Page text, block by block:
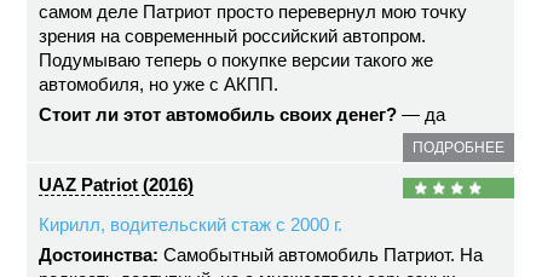
самом деле Патриот просто перевернул мою точку
зрения на современный российский автопром.
Подумываю теперь о покупке версии такого же
автомобиля, но уже с АКПП.
Стоит ли этот автомобиль своих денег? — да
ПОДРОБНЕЕ
UAZ Patriot (2016)
Кирилл, водительский стаж с 2000 г.
Достоинства: Самобытный автомобиль Патриот. На